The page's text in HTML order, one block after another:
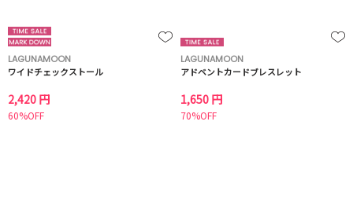
LAGUNAMOON
ワイドチェックストール
2,420 円
60%OFF
LAGUNAMOON
アドベントカードブレスレット
1,650 円
70%OFF